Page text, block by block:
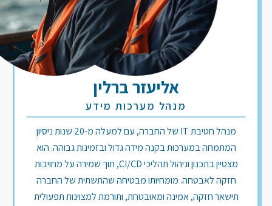
אליעזר ברלין
מנהל מערכות מידע
מנהל חטיבת IT של החברה, עם למעלה מ-20 שנות ניסיון
המתמחה במערכות בקנה מידה גדול ובזמינות גבוהה. הוא
מצטיין בתכנון וניהול תהליכי CI/CD, תוך שמירה על מחויבות
חזקה לאבטחה. מומחיותו מבטיחה שהתשתית של החברה
תישאר חזקה, אמינה ומאובטחת, ותורמת למצוינות תפעולית